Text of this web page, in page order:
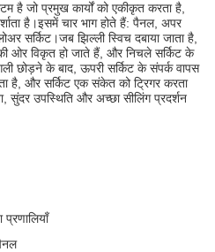
है जो प्रमुख कार्यों को एकीकृत करता है,
है।इसमें चार भाग होते हैं: पैनल, अपर
सर्किट।जब झिल्ली स्विच दबाया जाता है,
ओर विकृत हो जाते हैं, और निचले सर्किट के
छोड़ने के बाद, ऊपरी सर्किट के संपर्क वापस
है, और सर्किट एक संकेत को ट्रिगर करता
सुंदर उपस्थिति और अच्छा सीलिंग प्रदर्शन